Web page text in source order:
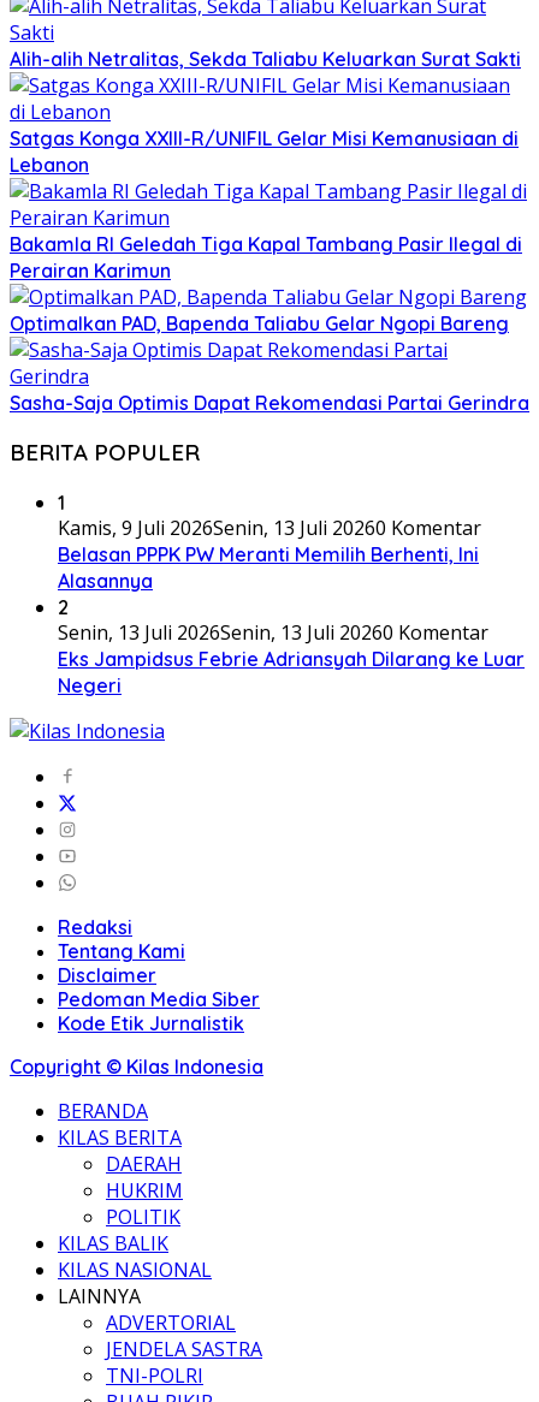
Alih-alih Netralitas, Sekda Taliabu Keluarkan Surat Sakti
Satgas Konga XXIII-R/UNIFIL Gelar Misi Kemanusiaan di
Lebanon
Bakamla RI Geledah Tiga Kapal Tambang Pasir Ilegal di
Perairan Karimun
Optimalkan PAD, Bapenda Taliabu Gelar Ngopi Bareng
Sasha-Saja Optimis Dapat Rekomendasi Partai Gerindra
BERITA POPULER
1
Kamis, 9 Juli 2026Senin, 13 Juli 20260 Komentar
Belasan PPPK PW Meranti Memilih Berhenti, Ini
Alasannya
2
Senin, 13 Juli 2026Senin, 13 Juli 20260 Komentar
Eks Jampidsus Febrie Adriansyah Dilarang ke Luar
Negeri
Redaksi
Tentang Kami
Disclaimer
Pedoman Media Siber
Kode Etik Jurnalistik
Copyright © Kilas Indonesia
BERANDA
KILAS BERITA
DAERAH
HUKRIM
POLITIK
KILAS BALIK
KILAS NASIONAL
LAINNYA
ADVERTORIAL
JENDELA SASTRA
TNI-POLRI